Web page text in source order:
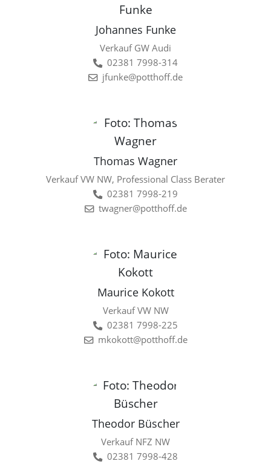
Johannes Funke
Verkauf GW Audi
02381 7998-314
jfunke@potthoff.de
Thomas Wagner
Verkauf VW NW, Professional Class Berater
02381 7998-219
twagner@potthoff.de
Maurice Kokott
Verkauf VW NW
02381 7998-225
mkokott@potthoff.de
Theodor Büscher
Verkauf NFZ NW
02381 7998-428